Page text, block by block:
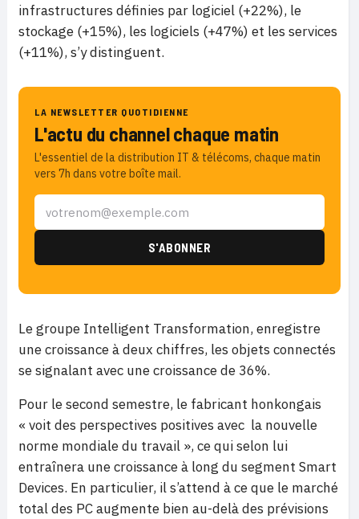
infrastructures définies par logiciel (+22%), le
stockage (+15%), les logiciels (+47%) et les services
(+11%), s’y distinguent.
LA NEWSLETTER QUOTIDIENNE
L'actu du channel chaque matin
L'essentiel de la distribution IT & télécoms, chaque matin
vers 7h dans votre boîte mail.
Le groupe Intelligent Transformation, enregistre
une croissance à deux chiffres, les objets connectés
se signalant avec une croissance de 36%.
Pour le second semestre, le fabricant honkongais
« voit des perspectives positives avec la nouvelle
norme mondiale du travail », ce qui selon lui
entraînera une croissance à long du segment Smart
Devices. En particulier, il s’attend à ce que le marché
total des PC augmente bien au-delà des prévisions